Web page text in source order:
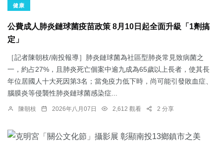
健康
公費成人肺炎鏈球菌疫苗政策 8月10日起全面升級「1劑搞
定」
［記者陳朝枝/南投報導］肺炎鏈球菌為社區型肺炎常見致病菌之
一，約占27%，且肺炎死亡個案中逾九成為65歲以上長者，使其長
年位居國人十大死因第3名；當免疫力低下時，尚可能引發敗血症、
腦膜炎等侵襲性肺炎鏈球菌感染症...
陳朝枝 2026年八月07日 2,612 觀看 2 分享